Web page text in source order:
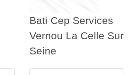
Bati Cep Services
Vernou La Celle Sur
Seine